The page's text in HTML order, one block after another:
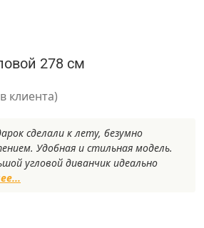
278 см
клиента)
сделали к лету, безумно
Удобная и стильная модель.
угловой диванчик идеально